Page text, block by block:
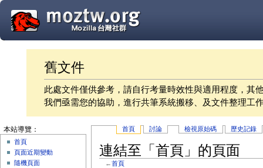
舊文件
此處文件僅供參考，請自行考量時效性與適用程度，其
我們亟需您的協助，進行共筆系統搬移、及文件整理工
首頁 討論 檢視原始碼 歷史記錄
連結至「首頁」的頁面
←首頁
本站導覽：
首頁
頁面近期變動
隨機頁面